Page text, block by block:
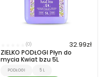
(0) 32.99zł
ZIELKO PODŁOGI Płyn do
mycia Kwiat bzu 5L
PODŁOGI 5 L